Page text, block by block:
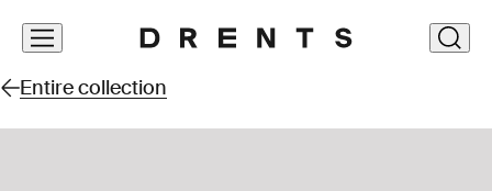
Skip
Entire collection